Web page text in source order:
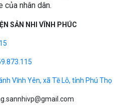
nhân dân.
SẢN NHI VĨNH PHÚC
Vĩnh Yên, xã Tề Lỗ, tỉnh Phú Thọ